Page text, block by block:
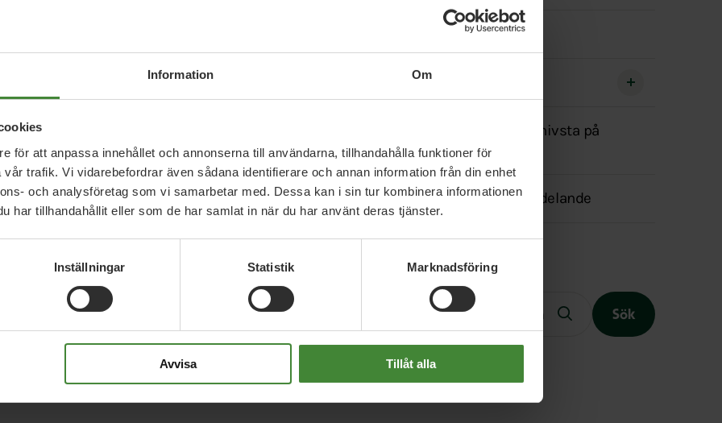
Information Om
för att anpassa innehållet och annonserna till användarna, tillhandahålla funktioner för
trafik. Vi vidarebefordrar även sådana identifierare och annan information från din enhet
och analysföretag som vi samarbetar med. Dessa kan i sin tur kombinera informationen
har tillhandahållit eller som de har samlat in när du har använt deras tjänster.
Inställningar Statistik Marknadsföring
Avvisa Tillåt alla
sig av sina erfarenheter med att restaurera
vad vill du veta? Vi kommer säkert även ta
naturområden i Knivsta, till exempel
var:
kartan. Men det är precis vad Ulf Swenson har
hagar och Trunsta träsk. Nu tilldelas han
närhet till naturen.”
är bara att dyka upp!
Våra politiker
Event
Miljöpartister i Knivsta på
Facebook
Transparensmeddelande
Sök